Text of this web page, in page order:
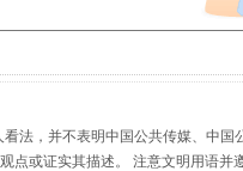
生物安全
法，并不表明中国公共传媒、中
或证实其描述。 注意文明用语并